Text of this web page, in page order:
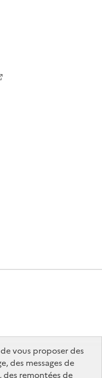
vous proposer des
des messages de
remontées de